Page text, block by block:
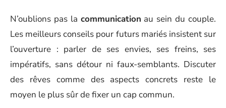
N’oublions pas la communication au sein du couple.
Les meilleurs conseils pour futurs mariés insistent sur
l’ouverture : parler de ses envies, ses freins, ses
impératifs, sans détour ni faux-semblants. Discuter
des rêves comme des aspects concrets reste le
moyen le plus sûr de fixer un cap commun.